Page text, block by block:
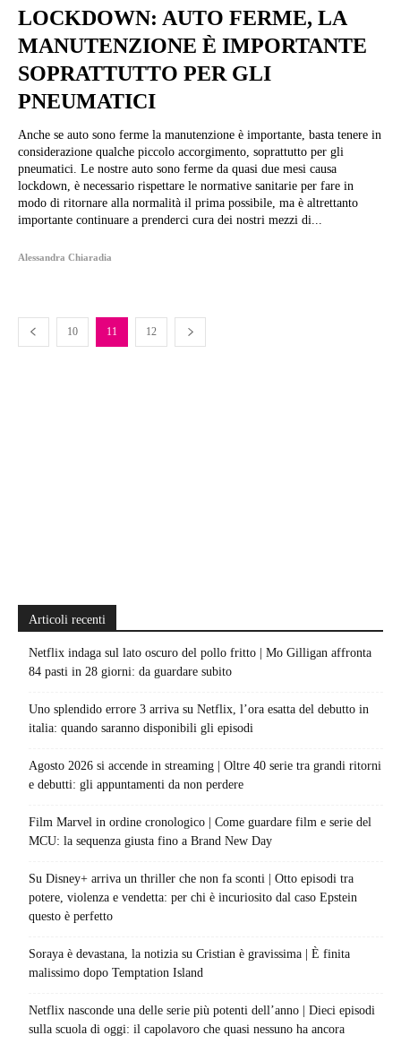
LOCKDOWN: AUTO FERME, LA
MANUTENZIONE È IMPORTANTE
SOPRATTUTTO PER GLI
PNEUMATICI
Anche se auto sono ferme la manutenzione è importante, basta tenere in
considerazione qualche piccolo accorgimento, soprattutto per gli
pneumatici. Le nostre auto sono ferme da quasi due mesi causa
lockdown, è necessario rispettare le normative sanitarie per fare in
modo di ritornare alla normalità il prima possibile, ma è altrettanto
importante continuare a prenderci cura dei nostri mezzi di...
Alessandra Chiaradia
10 11 12
Articoli recenti
Netflix indaga sul lato oscuro del pollo fritto | Mo Gilligan affronta
84 pasti in 28 giorni: da guardare subito
Uno splendido errore 3 arriva su Netflix, l’ora esatta del debutto in
italia: quando saranno disponibili gli episodi
Agosto 2026 si accende in streaming | Oltre 40 serie tra grandi ritorni
e debutti: gli appuntamenti da non perdere
Film Marvel in ordine cronologico | Come guardare film e serie del
MCU: la sequenza giusta fino a Brand New Day
Su Disney+ arriva un thriller che non fa sconti | Otto episodi tra
potere, violenza e vendetta: per chi è incuriosito dal caso Epstein
questo è perfetto
Soraya è devastana, la notizia su Cristian è gravissima | È finita
malissimo dopo Temptation Island
Netflix nasconde una delle serie più potenti dell’anno | Dieci episodi
sulla scuola di oggi: il capolavoro che quasi nessuno ha ancora